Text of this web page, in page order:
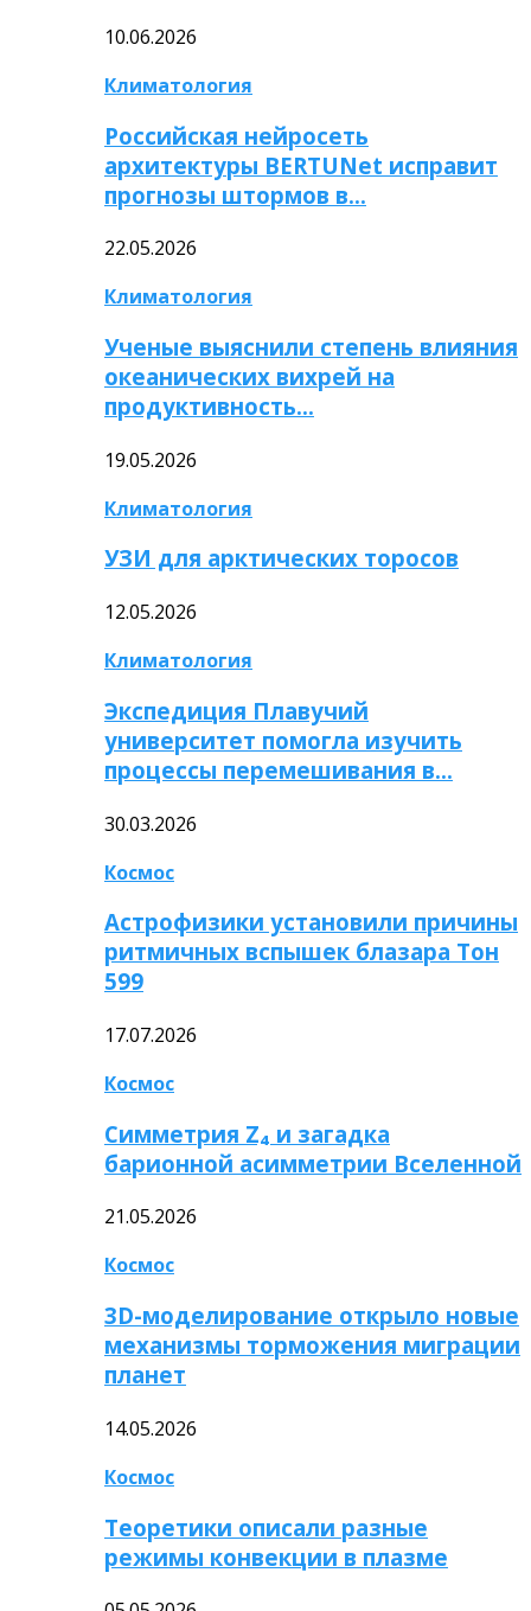
10.06.2026
Климатология
Российская нейросеть
архитектуры BERTUNet исправит
прогнозы штормов в…
22.05.2026
Климатология
Ученые выяснили степень влияния
океанических вихрей на
продуктивность…
19.05.2026
Климатология
УЗИ для арктических торосов
12.05.2026
Климатология
Экспедиция Плавучий
университет помогла изучить
процессы перемешивания в…
30.03.2026
Космос
Астрофизики установили причины
ритмичных вспышек блазара Тон
599
17.07.2026
Космос
Симметрия Z₄ и загадка
барионной асимметрии Вселенной
21.05.2026
Космос
3D-моделирование открыло новые
механизмы торможения миграции
планет
14.05.2026
Космос
Теоретики описали разные
режимы конвекции в плазме